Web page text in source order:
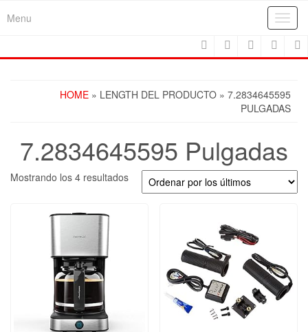
Menu
HOME » LENGTH DEL PRODUCTO » 7.2834645595
PULGADAS
7.2834645595 Pulgadas
Mostrando los 4 resultadosOrdenado
por